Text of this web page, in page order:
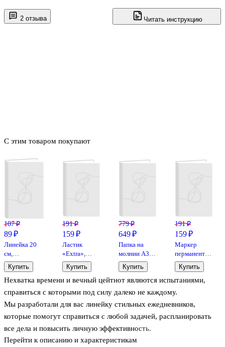
2 отзыва Читать инструкцию
Нехватка времени и вечный цейтнот являются испытаниями,
справиться с которыми под силу далеко не каждому.
Мы разработали для вас линейку стильных ежедневников,
которые помогут справиться с любой задачей, распланировать
все дела и повысить личную эффективность.
Перейти к описанию и характеристикам
С этим товаром покупают
107 ₽
89 ₽
Линейка 20
см,
деревянная,
Можга
Купить
191 ₽
159 ₽
Ластик
«Extra»,
Factis,
мягкий
Купить
779 ₽
649 ₽
Папка на
молнии А3,
пластик, с
ручками,
черная,
OfficeSpace
Купить
191 ₽
159 ₽
Маркер
перманентный
чёрный,
двухсторонний,
GoodMark
Купить